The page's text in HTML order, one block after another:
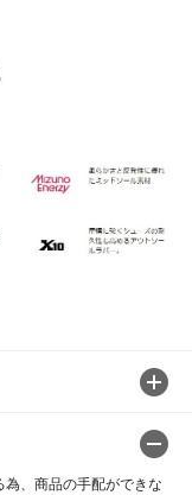
、商品の手配ができな